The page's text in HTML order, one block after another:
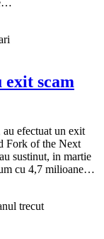
exit scam
efectuat un exit
Fork of the Next
sustinut, in martie
cu 4,7 milioane…